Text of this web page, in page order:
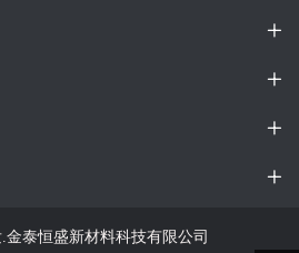
泰恒盛新材料科技有限公司